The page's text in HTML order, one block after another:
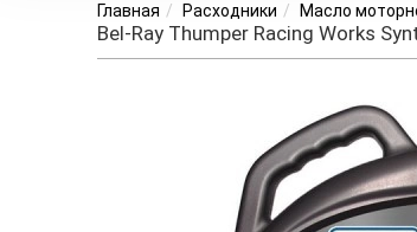
Главная Расходники Масло
Bel-Ray Thumper Racing Works